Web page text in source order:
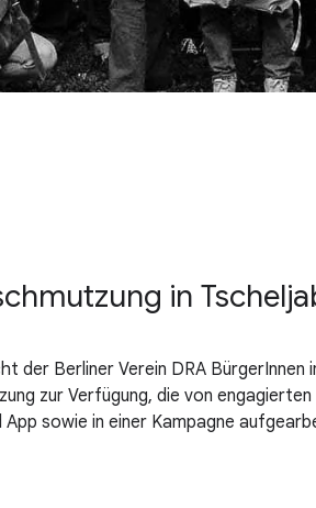
in
der Berliner Verein DRA
zur Verfügung, die von
sowie in einer Kampagne